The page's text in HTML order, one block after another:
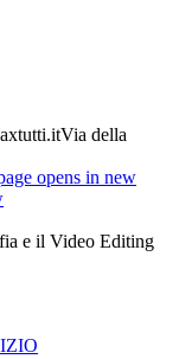
Via della
opens in new
e il Video Editing